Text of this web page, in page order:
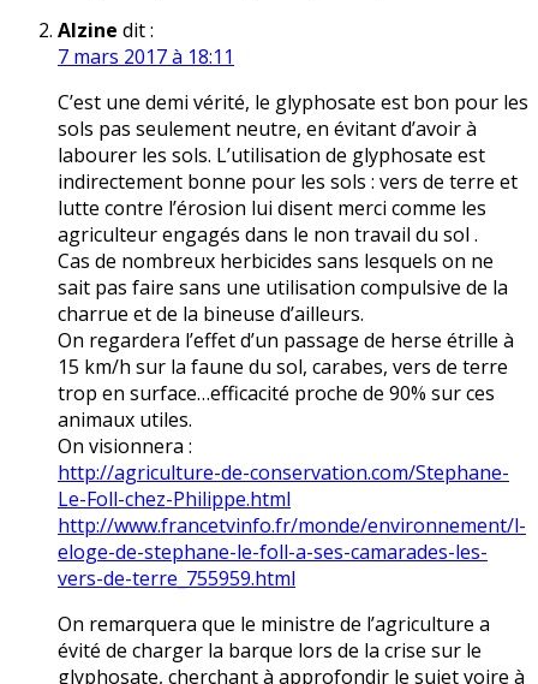
Alzine dit :
7 mars 2017 à 18:11
C’est une demi vérité, le glyphosate est bon pour les
sols pas seulement neutre, en évitant d’avoir à
labourer les sols. L’utilisation de glyphosate est
indirectement bonne pour les sols : vers de terre et
lutte contre l’érosion lui disent merci comme les
agriculteur engagés dans le non travail du sol .
Cas de nombreux herbicides sans lesquels on ne
sait pas faire sans une utilisation compulsive de la
charrue et de la bineuse d’ailleurs.
On regardera l’effet d’un passage de herse étrille à
15 km/h sur la faune du sol, carabes, vers de terre
trop en surface…efficacité proche de 90% sur ces
animaux utiles.
On visionnera :
http://agriculture-de-conservation.com/Stephane-
Le-Foll-chez-Philippe.html
http://www.francetvinfo.fr/monde/environnement/l-
eloge-de-stephane-le-foll-a-ses-camarades-les-
vers-de-terre_755959.html
On remarquera que le ministre de l’agriculture a
évité de charger la barque lors de la crise sur le
glyphosate, cherchant à approfondir le sujet voire à